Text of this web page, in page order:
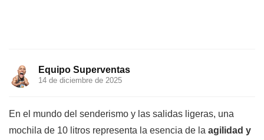
Equipo Superventas
14 de diciembre de 2025
En el mundo del senderismo y las salidas ligeras, una
mochila de 10 litros representa la esencia de la agilidad y